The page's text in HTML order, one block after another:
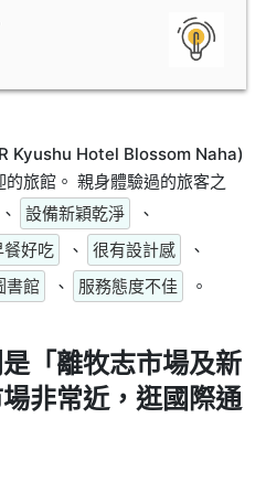
Kyushu Hotel Blossom Naha)
旅館。 親身體驗過的旅客之
、 設備新穎乾淨
、
餐好吃 、 很有設計感
、
書館 、 服務態度不佳 。
「離牧志市場及新
非常近，逛國際通